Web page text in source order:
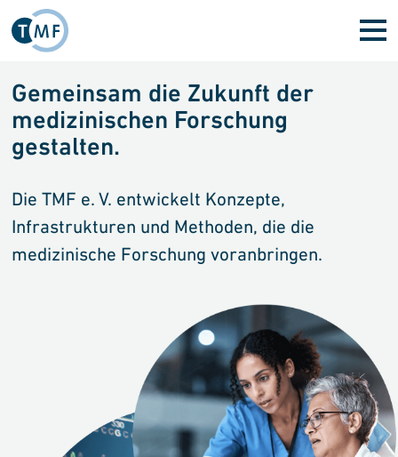
Direkt zum Inhalt
Gemeinsam die Zukunft der
medizinischen Forschung
gestalten.
Die TMF e. V. entwickelt Konzepte,
Infrastrukturen und Methoden, die die
medizinische Forschung voranbringen.